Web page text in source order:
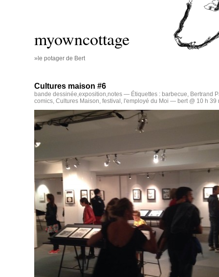
myowncottage
»le potager de Bert
Cultures maison #6
bande dessinée,exposition,notes — Étiquettes : barbecue, Bertrand
comics, Cultures Maison, festival , l'employé du Moi — bert @ 10 h 39